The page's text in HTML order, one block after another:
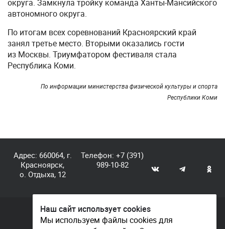
округа. Замкнула тройку команда Ханты-Мансийского
автономного округа.
По итогам всех соревнований Красноярский край
занял третье место. Вторыми оказались гости
из Москвы. Триумфатором фестиваля стала
Республика Коми.
По информации министерства физической культуры и спорта
Республики Коми
Адрес: 660064, г.
Красноярск,
о. Отдыха, 12
Телефон:+7 (391)
989-10-82
© КГАУ «Центр спортивной подготовки», 2026
Наш сайт использует cookies
Мы используем файлы cookies для